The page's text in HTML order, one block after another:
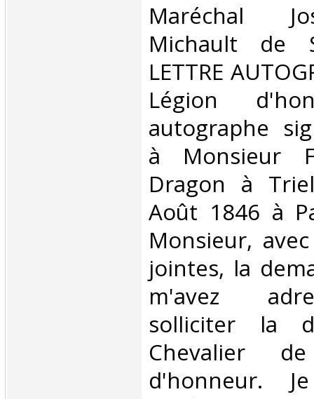
‎Maréchal
Michault de
LETTRE
Légion
autographe
à Monsieur
Dragon à
Août 1846 à
Monsieur,
jointes, la
m'avez
solliciter la
Chevalier
d'honneur.